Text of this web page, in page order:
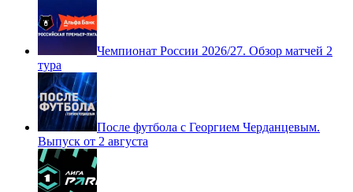
Чемпионат России 2026/27. Обзор матчей 2
тура
После футбола с Георгием Черданцевым.
Выпуск от 2 августа